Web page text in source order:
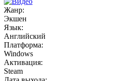
Жанр:
Экшен
Язык:
Английский
Платформа:
Windows
Активация:
Steam